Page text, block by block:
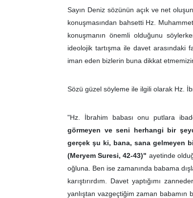
Sayın Deniz sözünün açık ve net
konuşmasından bahsetti Hz.
konuşmanın önemli olduğunu
ideolojik tartışma ile davet
iman eden bizlerin buna dikkat
Sözü güzel söyleme ile ilgili olarak Hz.
"Hz. İbrahim babası onu putlara
görmeyen ve seni herhangi bir
gerçek şu ki, bana, sana gelmeyen
(Meryem Suresi, 42-43)" ayetinde
oğluna. Ben ise zamanında babama
karıştırırdım. Davet yaptığımı
yanlıştan vazgeçtiğim zaman